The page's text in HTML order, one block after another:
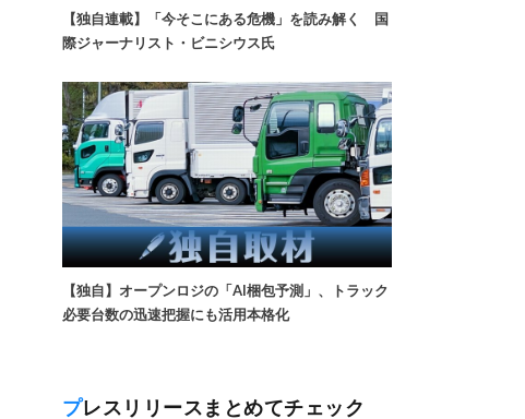
【独自連載】「今そこにある危機」を読み解く 国
際ジャーナリスト・ビニシウス氏
【独自】オープンロジの「AI梱包予測」、トラック
必要台数の迅速把握にも活用本格化
プレスリリースまとめてチェック